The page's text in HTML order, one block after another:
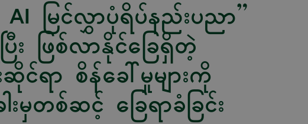
မြင်လွှာပုံရိပ်နည်းပညာ”
း ဖြစ်လာနိုင်ခြေရှိတဲ့
ဆိုင်ရာ စိန်ခေါ်မှုများကို
းမှတစ်ဆင့် ခြေရာခံခြင်း